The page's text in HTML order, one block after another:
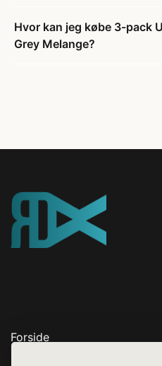
Hvor kan jeg købe 3-pack
Grey Melange?
Forside